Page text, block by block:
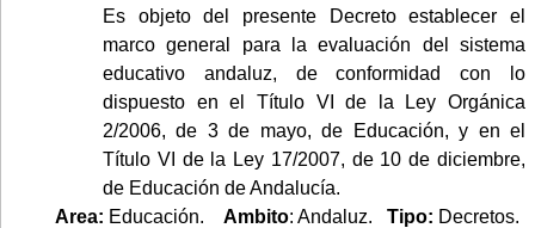
Es objeto del presente Decreto establecer el
marco general para la evaluación del sistema
educativo andaluz, de conformidad con lo
dispuesto en el Título VI de la Ley Orgánica
2/2006, de 3 de mayo, de Educación, y en el
Título VI de la Ley 17/2007, de 10 de diciembre,
de Educación de Andalucía.
Area: Educación. Ambito: Andaluz. Tipo: Decretos.